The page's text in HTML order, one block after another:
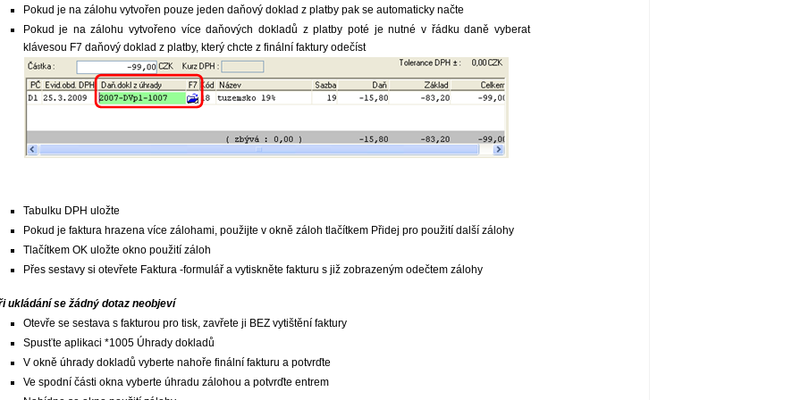
Pokud je na zálohu vytvořen pouze jeden daňový doklad z platby pak se automaticky načte
Pokud je na zálohu vytvořeno více daňových dokladů z platby poté je nutné v řádku daně vyberat
klávesou F7 daňový doklad z platby, který chcte z finální faktury odečíst
Tabulku DPH uložte
Pokud je faktura hrazena více zálohami, použijte v okně záloh tlačítkem Přidej pro použití další zálohy
Tlačítkem OK uložte okno použití záloh
Přes sestavy si otevřete Faktura -formulář a vytiskněte fakturu s již zobrazeným odečtem zálohy
ukládání se žádný dotaz neobjeví
Otevře se sestava s fakturou pro tisk, zavřete ji BEZ vytištění faktury
Spusťte aplikaci *1005 Úhrady dokladů
V okně úhrady dokladů vyberte nahoře finální fakturu a potvrďte
Ve spodní části okna vyberte úhradu zálohou a potvrďte entrem